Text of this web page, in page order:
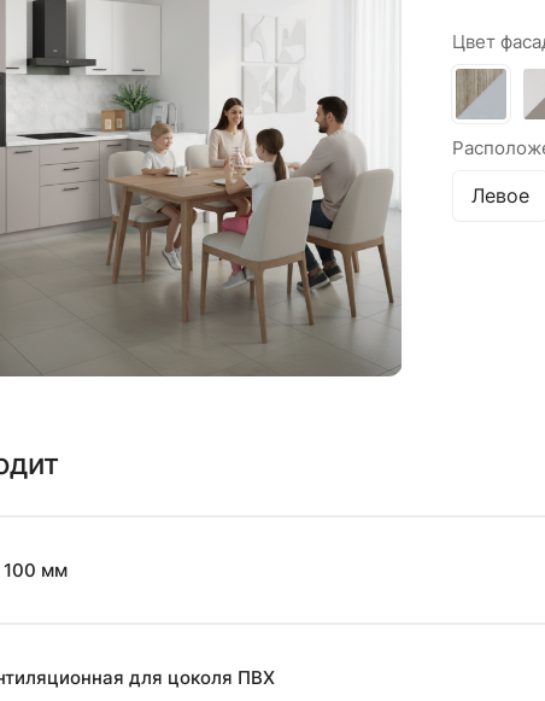
Цвет
Левое
100 мм
для цоколя ПВХ